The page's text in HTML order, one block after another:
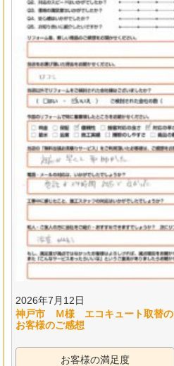
2026年7月12日
神戸市 Ｍ様 エコキュート取替の
お客様のご感想
お客様の満足度